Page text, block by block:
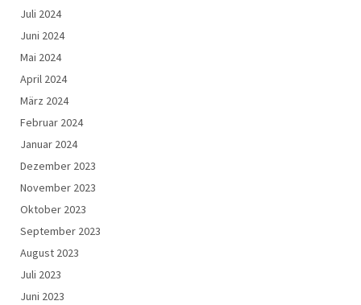
Juli 2024
Juni 2024
Mai 2024
April 2024
März 2024
Februar 2024
Januar 2024
Dezember 2023
November 2023
Oktober 2023
September 2023
August 2023
Juli 2023
Juni 2023